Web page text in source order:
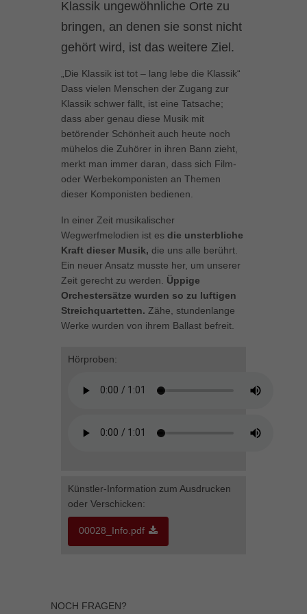
Klassik ungewöhnliche Orte zu
bringen, an denen sie sonst nicht
gehört wird, ist das weitere Ziel.
„Die Klassik ist tot – lang lebe die Klassik“
Dass vielen Menschen der Zugang zur
Klassik schwer fällt, ist eine Tatsache;
dass aber genau diese Musik mit
betörender Schönheit auch heute noch
mühelos die Zuhörer in ihren Bann zieht,
merkt man immer daran, dass sich Film-
oder Werbekomponisten an Themen
dieser Komponisten bedienen.
In einer Zeit musikalischer
Wegwerfmelodien ist es die unsterbliche
Kraft dieser Musik, die uns alle berührt.
Ein neuer Ansatz musste her, um unserer
Zeit gerecht zu werden. Üppige
Orchestersätze wurden so zu luftigen
Streichquartetten. Zähe, stundenlange
Werke wurden von ihrem Ballast befreit.
Hörproben:
Künstler-Information zum Ausdrucken
oder Verschicken:
00028_Info.pdf
NOCH FRAGEN?
können Ihre Einwilligung zu ganzen Kategorien geben oder sich
weitere Informationen anzeigen lassen und so nur bestimmte
Datenschutzeinstellungen
Essenziell (1)
Essenzielle Cookies ermöglichen grundlegende Funktionen und sind für
Cookie-Informationen anzeigen
um personalisierte Werbung anzuzeigen. Sie tun dies, indem sie
Besucher über Websites hinweg verfolgen.
Cookie-Informationen anzeigen
Externe Medien (5)
Inhalte von Videoplattformen und Social-Media-Plattformen werden